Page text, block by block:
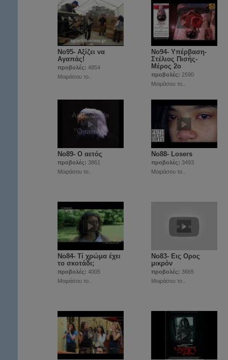
No95- Αξίζει να
Αγαπάς!
προβολές: 4854
Μοιράσου το..
Νο94- Υπέρβαση-
Στέλιος Πισής-
Μέρος 2ο
προβολές: 2590
Μοιράσου το..
No89- Ο αετός
προβολές: 3861
Μοιράσου το..
No88- Losers
προβολές: 3493
Μοιράσου το..
Νο84- Τί χρώμα έχει
το σκοτάδι;
προβολές: 4005
Μοιράσου το..
Νο83- Εις Ορος
μικρόν
προβολές: 3665
Μοιράσου το..